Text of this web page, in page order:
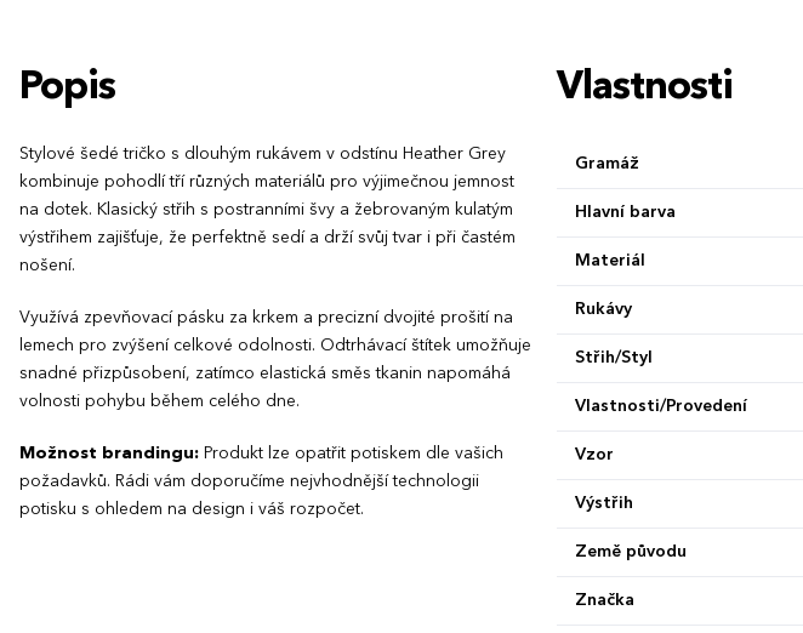
Popis
Stylové šedé tričko s dlouhým rukávem v odstínu Heather Grey
kombinuje pohodlí tří různých materiálů pro výjimečnou jemnost
na dotek. Klasický střih s postranními švy a žebrovaným kulatým
výstřihem zajišťuje, že perfektně sedí a drží svůj tvar i při častém
nošení.
Využívá zpevňovací pásku za krkem a precizní dvojité prošití na
lemech pro zvýšení celkové odolnosti. Odtrhávací štítek umožňuje
snadné přizpůsobení, zatímco elastická směs tkanin napomáhá
volnosti pohybu během celého dne.
Možnost brandingu: Produkt lze opatřit potiskem dle vašich
požadavků. Rádi vám doporučíme nejvhodnější technologii
potisku s ohledem na design i váš rozpočet.
Vlastnosti
Gramáž
Hlavní barva
Materiál
Rukávy
Střih/Styl
Vlastnosti/Provedení
Vzor
Výstřih
Země původu
Značka